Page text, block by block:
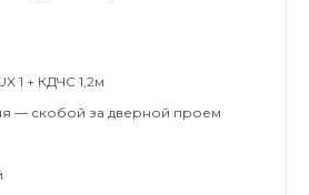
1 + КДЧС 1,2м
— скобой за дверной проем